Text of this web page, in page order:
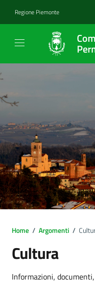
Regione Piemonte
Home / Argomenti /
Cultura
Informazioni,